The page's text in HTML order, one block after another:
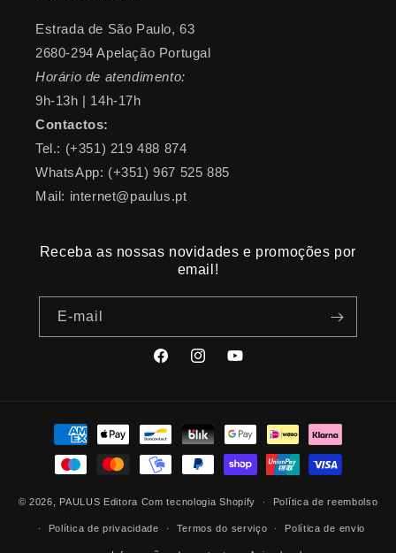
Estrada de São Paulo, 63
2680-294 Apelação Portugal
Horário de atendimento:
9h-13h | 14h-17h
Contactos:
Tel.: (+351) 219 488 874
WhatsApp: (+351) 967 525 885
Mail: internet@paulus.pt
Receba as nossas novidades e promoções por
email!
E-mail
FacebookInstagramYouTube
Métodos
pagamento
© 2026, PAULUS Editora Com tecnologia Shopify Política de reembolso
Política de privacidade Termos do serviço Política de envio